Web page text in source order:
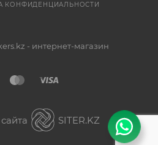
КОНФИДЕНЦИАЛЬНОСТИ
- интернет-магазин
SITER.KZ